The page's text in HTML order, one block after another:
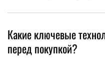
Какие ключевые
перед покупкой?